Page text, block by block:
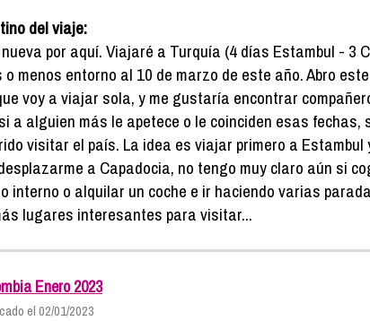
del viaje:
por aquí. Viajaré a Turquía (4 días Estambul - 3
o menos entorno al 10 de marzo de este año. Abro
voy a viajar sola, y me gustaría encontrar
a alguien más le apetece o le coinciden esas fechas,
visitar el país. La idea es viajar primero a Estambul
a Capadocia, no tengo muy claro aún si
interno o alquilar un coche e ir haciendo varias
lugares interesantes para visitar...
Enero 2023
el 02/01/2023